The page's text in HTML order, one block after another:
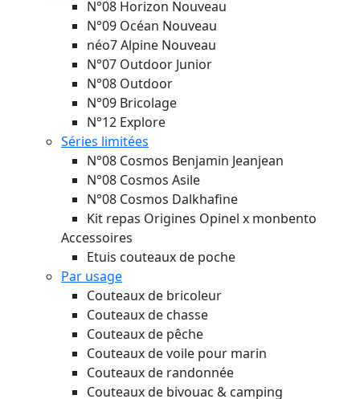
N°08 Horizon Nouveau
N°09 Océan Nouveau
néo7 Alpine Nouveau
N°07 Outdoor Junior
N°08 Outdoor
N°09 Bricolage
N°12 Explore
Séries limitées
N°08 Cosmos Benjamin Jeanjean
N°08 Cosmos Asile
N°08 Cosmos Dalkhafine
Kit repas Origines Opinel x monbento
Accessoires
Etuis couteaux de poche
Par usage
Couteaux de bricoleur
Couteaux de chasse
Couteaux de pêche
Couteaux de voile pour marin
Couteaux de randonnée
Couteaux de bivouac & camping